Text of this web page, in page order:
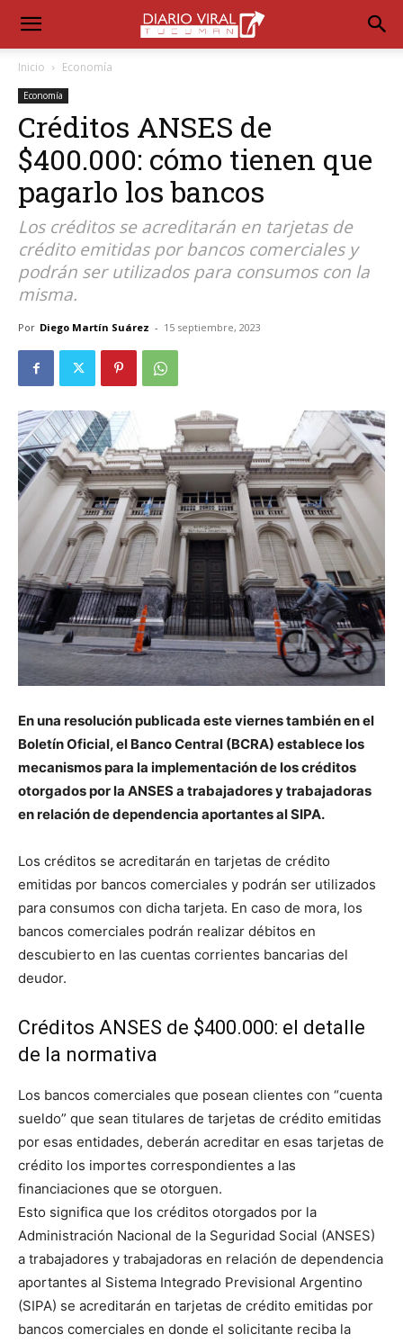
Inicio Economía
Economía
Créditos ANSES de
$400.000: cómo tienen que
pagarlo los bancos
Los créditos se acreditarán en tarjetas de
crédito emitidas por bancos comerciales y
podrán ser utilizados para consumos con la
misma.
Por Diego Martín Suárez - 15 septiembre, 2023
En una resolución publicada este viernes también en el
Boletín Oficial, el Banco Central (BCRA) establece los
mecanismos para la implementación de los créditos
otorgados por la ANSES a trabajadores y trabajadoras
en relación de dependencia aportantes al SIPA.
Los créditos se acreditarán en tarjetas de crédito
emitidas por bancos comerciales y podrán ser utilizados
para consumos con dicha tarjeta. En caso de mora, los
bancos comerciales podrán realizar débitos en
descubierto en las cuentas corrientes bancarias del
deudor.
Créditos ANSES de $400.000: el detalle
de la normativa
Los bancos comerciales que posean clientes con “cuenta
sueldo” que sean titulares de tarjetas de crédito emitidas
por esas entidades, deberán acreditar en esas tarjetas de
crédito los importes correspondientes a las
financiaciones que se otorguen.
Esto significa que los créditos otorgados por la
Administración Nacional de la Seguridad Social (ANSES)
a trabajadores y trabajadoras en relación de dependencia
aportantes al Sistema Integrado Previsional Argentino
(SIPA) se acreditarán en tarjetas de crédito emitidas por
bancos comerciales en donde el solicitante reciba la